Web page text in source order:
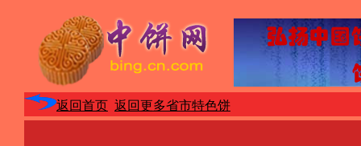
返回首页 返回更多省市特色饼